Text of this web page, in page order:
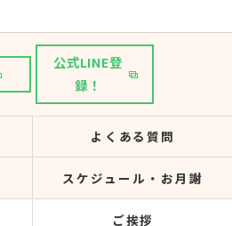
公式LINE登
録！
よくある質問
スケジュール・お月謝
ご挨拶